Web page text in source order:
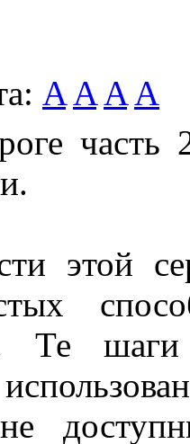
A A A A
этой
Те